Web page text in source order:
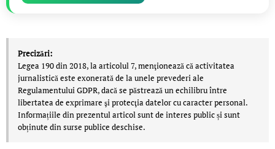
Precizări:
Legea 190 din 2018, la articolul 7, menţionează că activitatea
jurnalistică este exonerată de la unele prevederi ale
Regulamentului GDPR, dacă se păstrează un echilibru între
libertatea de exprimare şi protecţia datelor cu caracter personal.
Informațiile din prezentul articol sunt de interes public și sunt
obținute din surse publice deschise.